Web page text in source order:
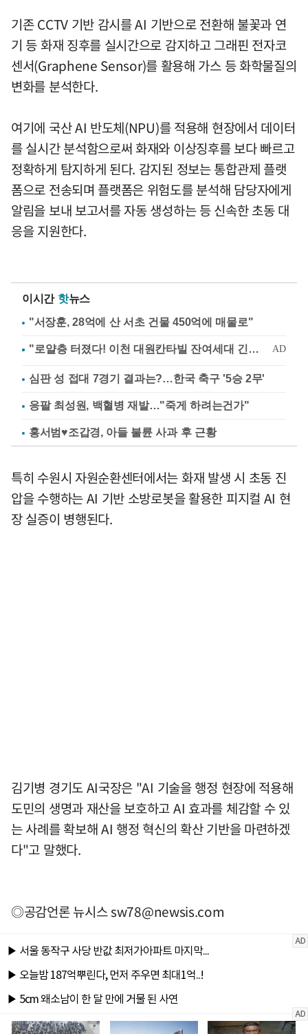
기존 CCTV 기반 감시를 AI 기반으로 전환해 불꽃과 연
기 등 화재 징후를 실시간으로 감지하고 그래핀 전자코
센서(Graphene Sensor)를 활용해 가스 등 화학물질의
변화를 분석한다.
여기에 국산 AI 반도체(NPU)를 적용해 현장에서 데이터
를 실시간 분석함으로써 화재와 이상징후를 보다 빠르고
정확하게 탐지하게 된다. 감지된 정보는 통합관제 플랫
폼으로 전송되며 플랫폼은 위험도를 분석해 담당자에게
알림을 보내 보고서를 자동 생성하는 등 신속한 초동 대
응을 지원한다.
이시간 핫뉴스
"서장훈, 28억에 산 서초 건물 450억에 매물로"
심판 성 접대 7경기 결과는?…한국 축구 '5승 2무'
응팔 최성원, 백혈병 재발…"죽게 하려는건가"
홍서범♥조갑경, 아들 불륜 사과 후 근황
특히 수원시 자원순환센터에서는 화재 발생 시 초동 진
압을 수행하는 AI 기반 소방로봇을 활용한 피지컬 AI 현
장 실증이 병행된다.
김기병 경기도 AI국장은 "AI 기술을 행정 현장에 적용해
도민의 생명과 재산을 보호하고 AI 효과를 체감할 수 있
는 사례를 확보해 AI 행정 혁신의 확산 기반을 마련하겠
다"고 말했다.
◎공감언론 뉴시스sw78@newsis.com